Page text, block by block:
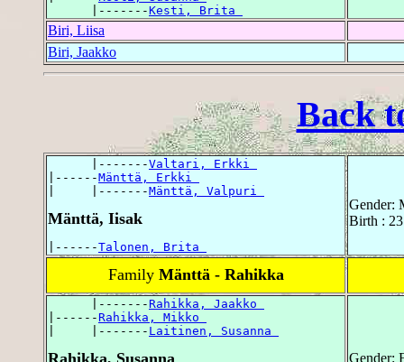
      |-------
Kesti, Brita
Biri, Liisa
Biri, Jaakko
Back
      |-------
Valtari, Erkki
|------Mänttä, Erkki
|     |-------Mänttä, Valpuri
Mänttä, Iisak
|------Talonen, Brita
Gender:
Birth :
Family Mänttä - Rahikka
      |-------
Rahikka, Jaakko
|------Rahikka, Mikko
|     |------- Laitinen, Susanna
Rahikka, Susanna
Gender: